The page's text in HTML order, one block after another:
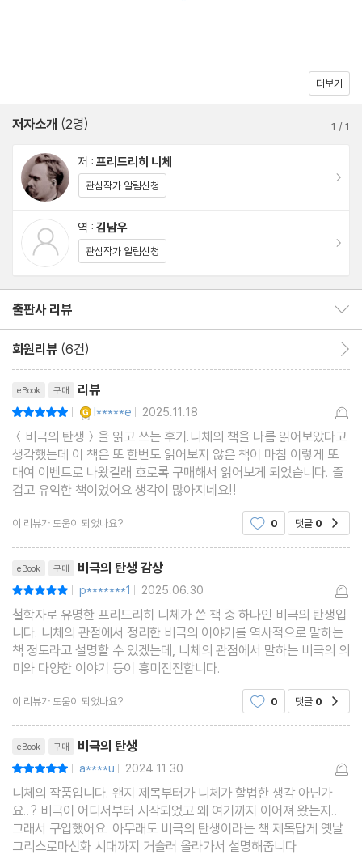
에서 예술가들은 문명의 저변에서 꿈틀거리는 예술적 힘의 가능성
을 발견하였다. 『비극의 탄생』은 20세기 철학, 문학, 예술과 음악,
심지어 정치에까지 심대한 영항을 미친 책으로 플라톤과 아리스토
텔레스의 저작에 버금가는 고전으로 평가받는다.
제1장 - 제24장
프리드리히 빌헬름 니체 연보
찾아보기
더보기
저자소개 (2명) 1 /1
저 : 프리드리히 니체
관심작가 알림신청
역 : 김남우
관심작가 알림신청
출판사 리뷰
회원리뷰 (6건)
eBook 구매 리뷰
| l*****e | 2025.11.18
＜비극의 탄생＞을 읽고 쓰는 후기.니체의 책을 나름 읽어보았다고
생각했는데 이 책은 또 한번도 읽어보지 않은 책이 마침 이렇게 또
대여 이벤트로 나왔길래 호로록 구매해서 읽어보게 되었습니다. 즐
겁고 유익한 책이었어요 생각이 많아지네요!!
이 리뷰가 도움이 되었나요? 0 댓글 0
eBook 구매 비극의 탄생 감상
| p*******1 | 2025.06.30
철학자로 유명한 프리드리히 니체가 쓴 책 중 하나인 비극의 탄생입
니다. 니체의 관점에서 정리한 비극의 이야기를 역사적으로 말하는
책 정도라고 설명할 수 있겠는데, 니체의 관점에서 말하는 비극의 의
미와 다양한 이야기 등이 흥미진진합니다.
이 리뷰가 도움이 되었나요? 0 댓글 0
eBook 구매 비극의 탄생
| a****u | 2024.11.30
니체의 작품입니다. 왠지 제목부터가 니체가 할법한 생각 아닌가
요..? 비극이 어디서부터 시작되었고 왜 여기까지 이어져 왔는지..
그래서 구입했어요. 아무래도 비극의 탄생이라는 책 제목답게 옛날
그리스로마신화 시대까지 거슬러 올라가서 설명해줍니다